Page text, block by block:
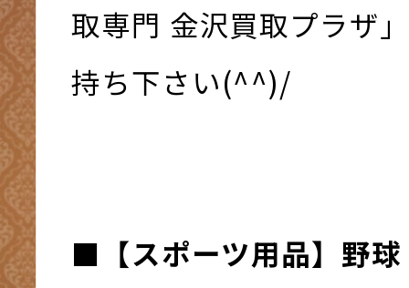
取専門 金沢買取プラザ
持ち下さい(^^)/
■ 【スポーツ用品】野